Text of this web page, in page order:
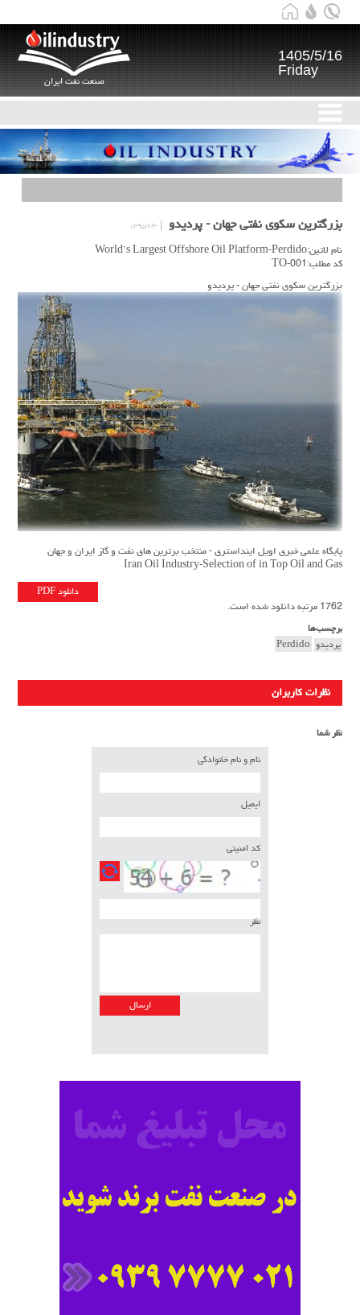
صنعت نفت ایران
1405/5/16
Friday
بزرگترین سکوی نفتی جهان - پردیدو ۱۳۹۵/۲/۳
نام لاتین:World’s Largest Offshore Oil Platform-Perdido
کد مطلب:TO-001
بزرگترین سکوی نفتی جهان - پردیدو
پایگاه علمی خبری اویل اینداستری - منتخب برترین های نفت و گاز ایران و جهان
Iran Oil Industry-Selection of in Top Oil and Gas
دانلود PDF
1762 مرتبه دانلود شده است.
برچسب‌ها
پردیدو
Perdido
نظرات کاربران
نظر شما
نام و نام خانوادگی
ایمیل
کد امنیتی
نظر